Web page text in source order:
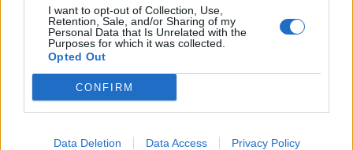
I want to opt-out of Collection, Use,
Retention, Sale, and/or Sharing of my
Personal Data that Is Unrelated with the
Purposes for which it was collected.
Opted Out
CONFIRM
Data Deletion Data Access Privacy Policy
november 2022
október 2022
september 2022
august 2022
júl 2022